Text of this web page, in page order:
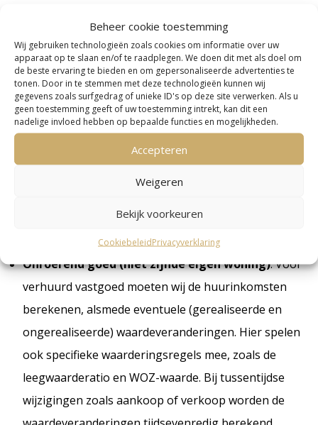
Beheer cookie toestemming
Wij gebruiken technologieën zoals cookies om informatie over uw
apparaat op te slaan en/of te raadplegen. We doen dit met als doel om
de beste ervaring te bieden en om gepersonaliseerde advertenties te
tonen. Door in te stemmen met deze technologieën kunnen wij
gegevens zoals surfgedrag of unieke ID's op deze site verwerken. Als u
geen toestemming geeft of uw toestemming intrekt, kan dit een
nadelige invloed hebben op bepaalde functies en mogelijkheden.
Accepteren
Weigeren
Bekijk voorkeuren
CookiebeleidPrivacyverklaring
Beleggingen (aandelen, obligaties,
beleggingsfondsen, etc.): Hier dienen zowel
dividenden en andere inkomsten als gerealiseerde en
ongerealiseerde koerswinsten (of verliezen) te
worden vastgesteld. Dit betekent dat alle aan- en
verkopen van effecten in kaart moeten worden
transacties in het jaar omgerekend te worden naar
euro’s teneinde het valutakoersresultaat te bepalen.
Onroerend goed (niet zijnde eigen woning): Voor
verhuurd vastgoed moeten wij de huurinkomsten
berekenen, alsmede eventuele (gerealiseerde en
ongerealiseerde) waardeveranderingen. Hier spelen
ook specifieke waarderingsregels mee, zoals de
leegwaarderatio en WOZ-waarde. Bij tussentijdse
wijzigingen zoals aankoop of verkoop worden de